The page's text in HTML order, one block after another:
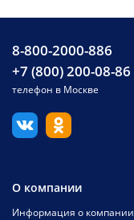
8-800-2000-886
+7 (800) 200-08-86
телефон в Москве
О компании
Информация о компании